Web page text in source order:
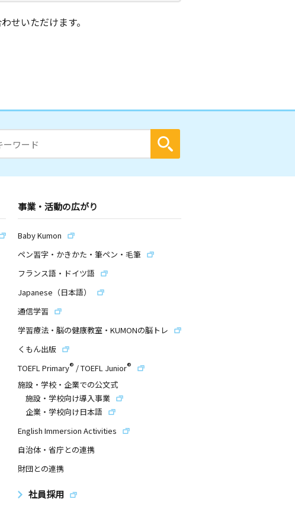
せいただけます。
事業・活動の広がり
Baby Kumon
ペン習字・かきかた・筆ペン・毛筆
フランス語・ドイツ語
Japanese（日本語）
通信学習
学習療法・脳の健康教室・KUMONの脳トレ
くもん出版
TOEFL Primary® /TOEFL Junior®
施設・学校・企業での公文式
施設・学校向け導入事業
企業・学校向け日本語
English Immersion Activities
自治体・省庁との連携
財団との連携
社員採用